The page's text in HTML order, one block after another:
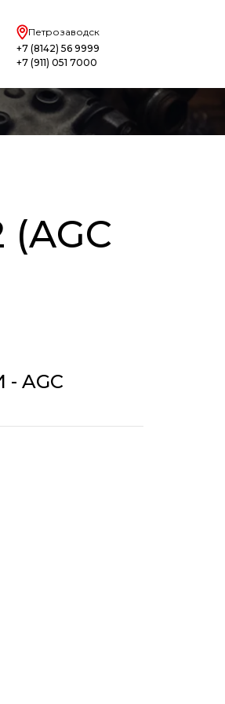
Петрозаводск
+7 (8142) 56 9999
+7 (911) 051 7000
AGC